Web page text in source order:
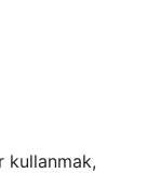
kullanmak,